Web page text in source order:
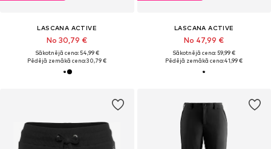
LASCANA ACTIVE
No 30,79 €
Sākotnējā cena: 54,99 €
Pēdējā zemākā cena:30,79 €
LASCANA ACTIVE
No 47,99 €
Sākotnējā cena: 59,99 €
Pēdējā zemākā cena:41,99 €